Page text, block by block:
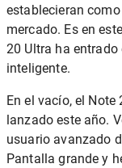
establecieran
mercado. Es en
20 Ultra ha
inteligente.
En el vacío, el
lanzado este año.
usuario avanzado
Pantalla grande y